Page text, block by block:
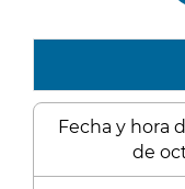
Fecha y hora
de